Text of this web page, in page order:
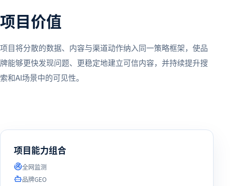
项目价值
项目将分散的数据、内容与渠道动作纳入同一策略框架，使品
牌能够更快发现问题、更稳定地建立可信内容，并持续提升搜
索和AI场景中的可见性。
项目能力组合
全网监测
品牌GEO